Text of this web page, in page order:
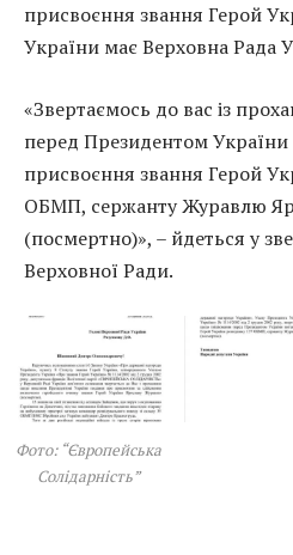
присвоєння звання Герой
України має Верховна Рада
«Звертаємось до вас із
перед Президентом
присвоєння звання Герой
ОБМП, сержанту Журавлю
(посмертно)», – йдеться у
Верховної Ради.
Фото: “Європейська
Солідарність”